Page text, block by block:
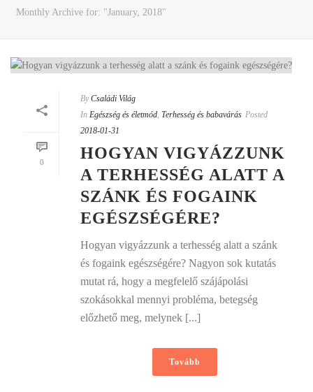
Monthly Archive for: "January, 2018"
0
By Családi Világ
In Egészség és életmód, Terhesség és babavárás Posted
2018-01-31
HOGYAN VIGYÁZZUNK
A TERHESSÉG ALATT A
SZÁNK ÉS FOGAINK
EGÉSZSÉGÉRE?
Hogyan vigyázzunk a terhesség alatt a szánk
és fogaink egészségére? Nagyon sok kutatás
mutat rá, hogy a megfelelő szájápolási
szokásokkal mennyi probléma, betegség
előzhető meg, melynek [...]
Tovább